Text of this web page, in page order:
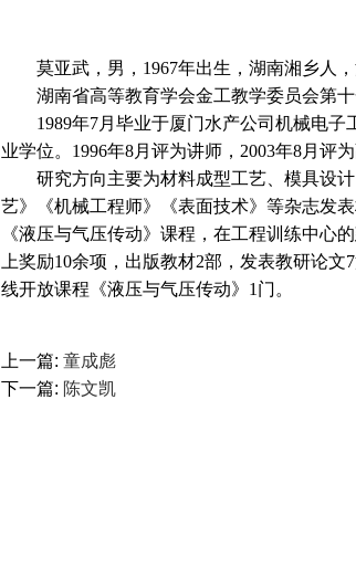
莫亚武，男，1967年出生，湖南湘乡人
湖南省高等教育学会金工教学委员会第十
1989年7月毕业于厦门水产公司机械电
业学位。1996年8月评为讲师，2003年8月评为
研究方向主要为材料成型工艺、模具设
艺》《机械工程师》《表面技术》等杂志发
《液压与气压传动》课程，在工程训练中心
上奖励10余项，出版教材2部，发表教研论
线开放课程《液压与气压传动》1门。
上一篇: 童成彪
下一篇: 陈文凯